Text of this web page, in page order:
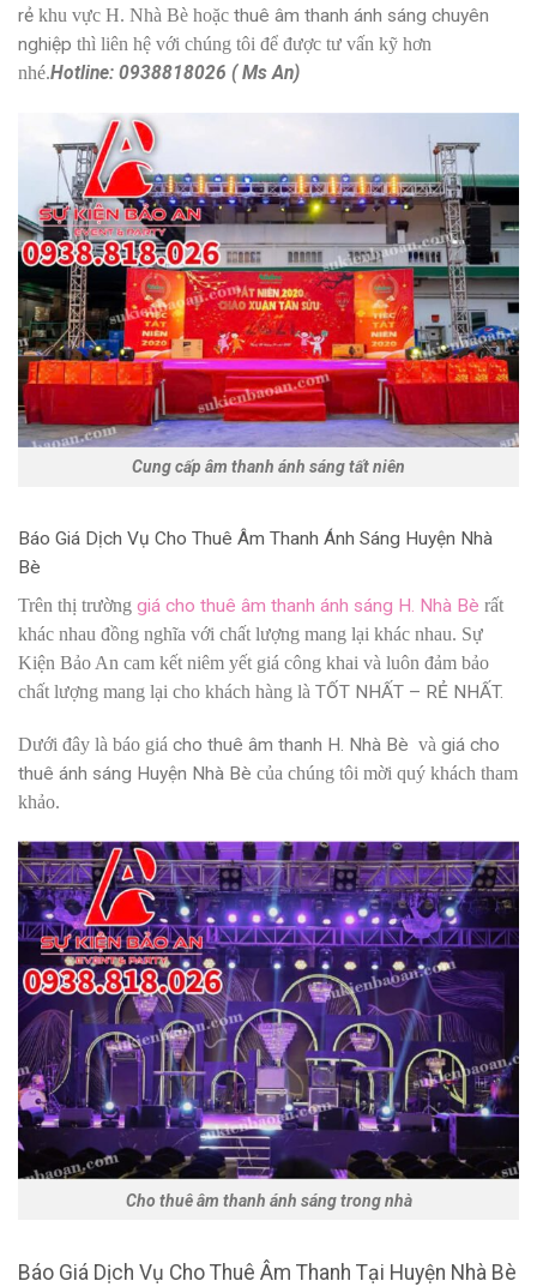
rẻ khu vực H. Nhà Bè hoặc thuê âm thanh ánh sáng chuyên
nghiệp thì liên hệ với chúng tôi để được tư vấn kỹ hơn
nhé.Hotline: 0938818026 ( Ms An)
Cung cấp âm thanh ánh sáng tất niên
Báo Giá Dịch Vụ Cho Thuê Âm Thanh Ánh Sáng Huyện Nhà
Bè
Trên thị trường giá cho thuê âm thanh ánh sáng H. Nhà Bè rất
khác nhau đồng nghĩa với chất lượng mang lại khác nhau. Sự
Kiện Bảo An cam kết niêm yết giá công khai và luôn đảm bảo
chất lượng mang lại cho khách hàng là TỐT NHẤT – RẺ NHẤT.
Dưới đây là báo giá cho thuê âm thanh H. Nhà Bè và giá cho
thuê ánh sáng Huyện Nhà Bè của chúng tôi mời quý khách tham
khảo.
Cho thuê âm thanh ánh sáng trong nhà
Báo Giá Dịch Vụ Cho Thuê Âm Thanh Tại Huyện Nhà Bè